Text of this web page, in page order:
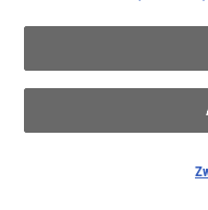
mit Ihren personenbezogenen